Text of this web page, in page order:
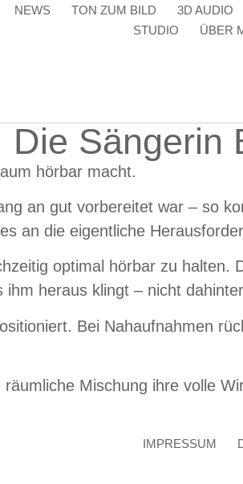
NEWS TON ZUM BILD 3D AUDIO
STUDIO
ÜBER
Sängerin
hörbar macht.
an gut vorbereitet war – so
an die eigentliche
optimal hörbar zu
heraus klingt – nicht
Bei Nahaufnahmen
Mischung ihre volle
IMPRESSUM